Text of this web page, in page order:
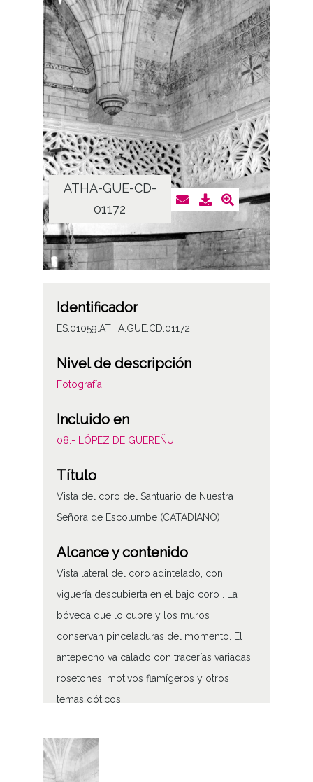
ATHA-GUE-CD-
01172
Identificador
ES.01059.ATHA.GUE.CD.01172
Nivel de descripción
Fotografía
Incluido en
08.- LÓPEZ DE GUEREÑU
Título
Vista del coro del Santuario de Nuestra
Señora de Escolumbe (CATADIANO)
Alcance y contenido
Vista lateral del coro adintelado, con
viguería descubierta en el bajo coro . La
bóveda que lo cubre y los muros
conservan pinceladuras del momento. El
antepecho va calado con tracerías variadas,
rosetones, motivos flamígeros y otros
temas góticos;
Nuestra Señora de Escolumbe
Tipo de contenido